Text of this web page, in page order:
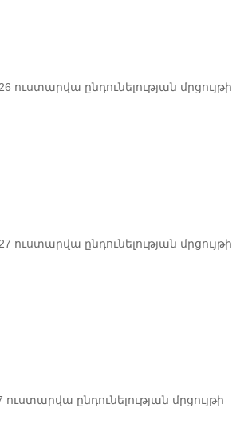
ուստարվա ընդունելության մրցույթի
ուստարվա ընդունելության մրցույթի
ուստարվա ընդունելության մրցույթի